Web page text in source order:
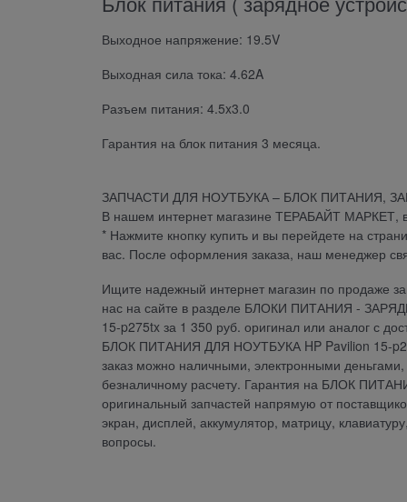
Выходное напряжение: 19.5V
Выходная сила тока: 4.62A
Разъем питания: 4.5x3.0
Гарантия на блок питания 3 месяца.
ЗАПЧАСТИ ДЛЯ НОУТБУКА – БЛОК ПИТАНИЯ,
В нашем интернет магазине ТЕРАБАЙТ МАРКЕТ,
* Нажмите кнопку купить и вы перейдете на
вас. После оформления заказа, наш менеджер
Ищите надежный интернет магазин по продаже
нас на сайте в разделе БЛОКИ ПИТАНИЯ -
15-p275tx за 1 350 руб. оригинал или аналог с
БЛОК ПИТАНИЯ ДЛЯ НОУТБУКА HP Pavilion 15-
заказ можно наличными, электронными
безналичному расчету. Гарантия на БЛОК
оригинальный запчастей напрямую от
экран, дисплей, аккумулятор, матрицу,
вопросы.